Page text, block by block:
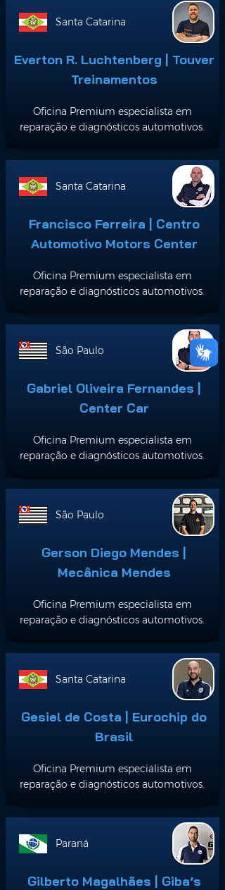
Santa Catarina
Everton R. Luchtenberg | Touver
Treinamentos
Oficina Premium especialista em
reparação e diagnósticos automotivos.
Santa Catarina
Francisco Ferreira | Centro
Automotivo Motors Center
Oficina Premium especialista em
reparação e diagnósticos automotivos.
São Paulo
Gabriel Oliveira Fernandes |
Center Car
Oficina Premium especialista em
reparação e diagnósticos automotivos.
São Paulo
Gerson Diego Mendes |
Mecânica Mendes
Oficina Premium especialista em
reparação e diagnósticos automotivos.
Santa Catarina
Gesiel de Costa | Eurochip do
Brasil
Oficina Premium especialista em
reparação e diagnósticos automotivos.
Paraná
Gilberto Magalhães | Giba’s